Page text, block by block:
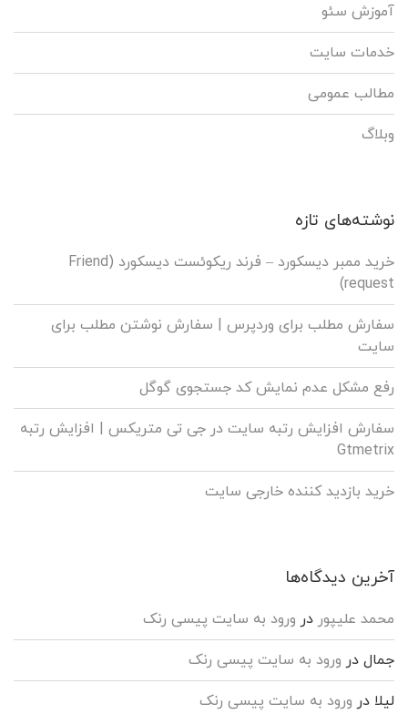
آموزش سئو
خدمات سایت
مطالب عمومی
وبلاگ
نوشته‌های تازه
خرید ممبر دیسکورد – فرند ریکوئست دیسکورد (Friend
request)
سفارش مطلب برای وردپرس |‌ سفارش نوشتن مطلب برای
سایت
رفع مشکل عدم نمایش کد جستجوی گوگل
سفارش افزایش رتبه سایت در جی تی متریکس | افزایش رتبه
Gtmetrix
خرید بازدید کننده خارجی سایت
آخرین دیدگاه‌ها
محمد علیپور در ورود به سایت پیسی رنک
جمال در ورود به سایت پیسی رنک
لیلا در ورود به سایت پیسی رنک